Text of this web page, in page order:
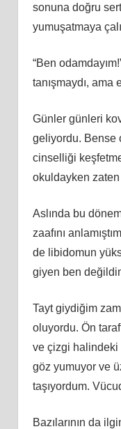
sonuna doğru
yumuşatmaya
“Ben
tanışmaydı, ama
Günler günleri
geliyordu. Bense
cinselliği
okuldayken
Aslında bu
zaafını
de libidomun
giyen ben
Tayt giydiğim
oluyordu. Ön
ve çizgi halindeki
göz yumuyor ve
taşıyordum.
Bazılarının da